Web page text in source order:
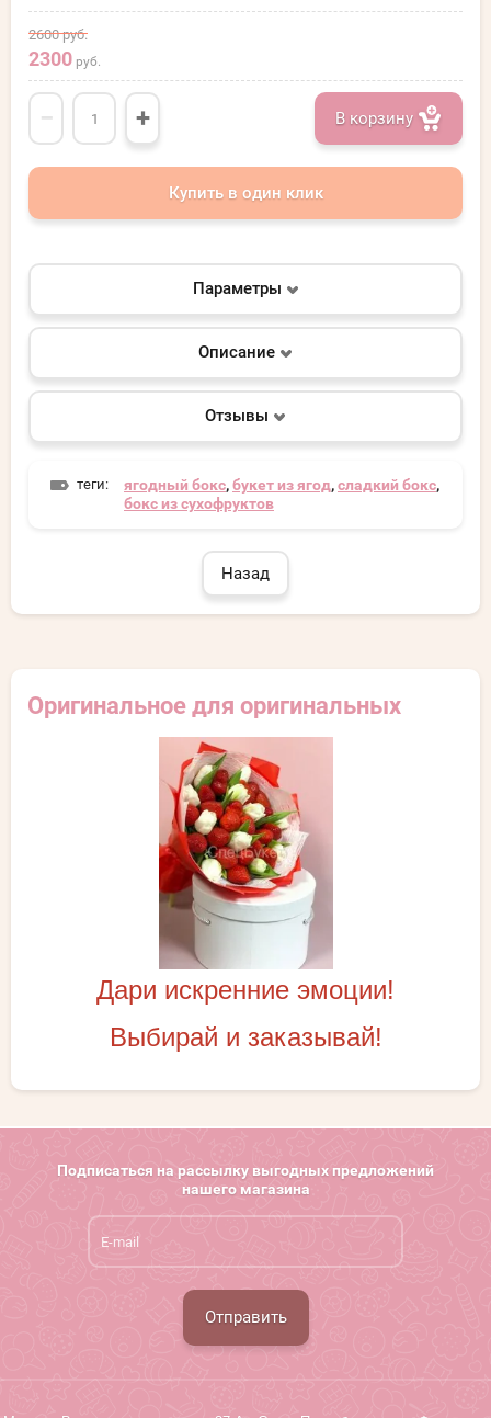
Оригинальное для оригинальных
Дари искренние эмоции!
Выбирай и заказывай!
2600руб.
2300 руб.
− + В корзину
Купить в один клик
Параметры
Описание
Отзывы
теги: ягодный бокс,букет из ягод,сладкий бокс,
бокс из сухофруктов
Назад
Подписаться на рассылку выгодных предложений
нашего магазина
Отправить